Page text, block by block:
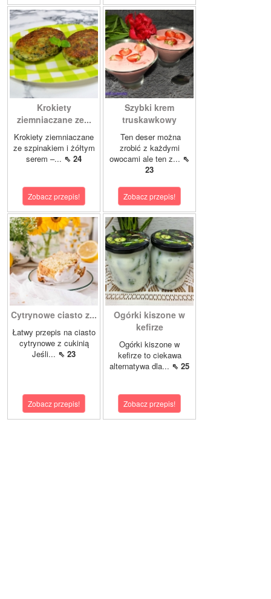
Krokiety
ziemniaczane ze...
Krokiety ziemniaczane
ze szpinakiem i żółtym
serem –... ⇖ 24
Zobacz przepis!
Szybki krem
truskawkowy
Ten deser można
zrobić z każdymi
owocami ale ten z... ⇖
23
Zobacz przepis!
Cytrynowe ciasto z...
Łatwy przepis na ciasto
cytrynowe z cukinią
Jeśli... ⇖ 23
Zobacz przepis!
Ogórki kiszone w
kefirze
Ogórki kiszone w
kefirze to ciekawa
alternatywa dla... ⇖ 25
Zobacz przepis!